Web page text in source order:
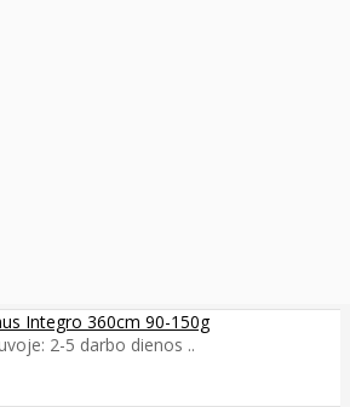
Integro 360cm 90-150g
2-5 darbo dienos ..